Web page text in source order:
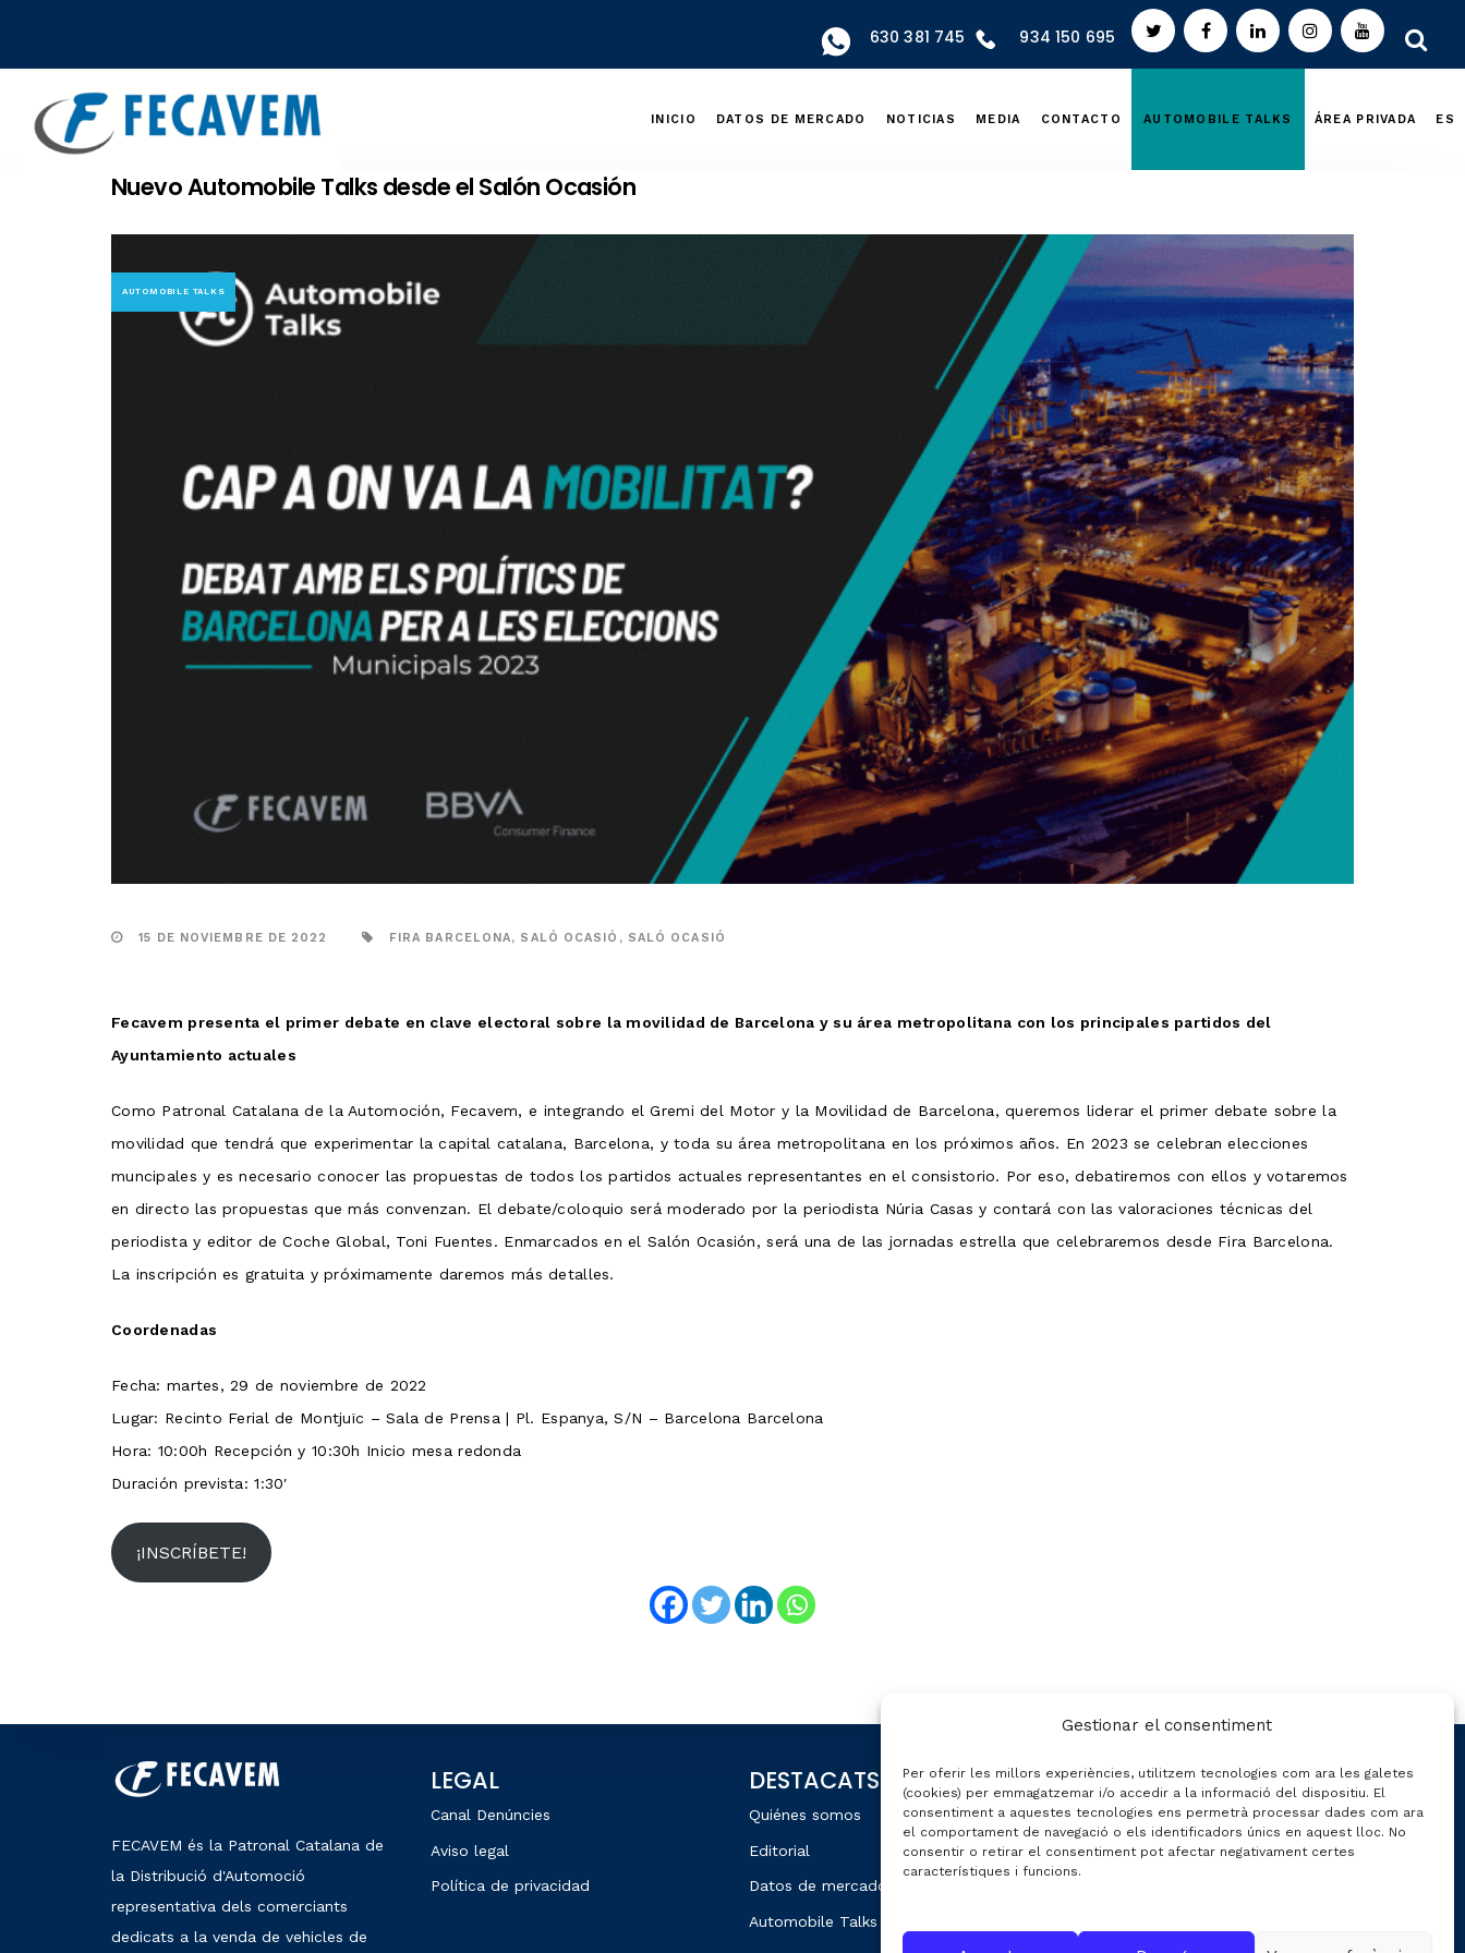
Gestionar el consentiment
Per oferir les millors experiències, utilitzem tecnologies com ara les galetes
(cookies) per emmagatzemar i/o accedir a la informació del dispositiu. El
consentiment a aquestes tecnologies ens permetrà processar dades com ara
el comportament de navegació o els identificadors únics en aquest lloc. No
consentir o retirar el consentiment pot afectar negativament certes
característiques i funcions.
navigation
630 381 745 934 150 695
INICIO DATOS DE MERCADO NOTICIAS MEDIA CONTACTO AUTOMOBILE TALKS ÁREA PRIVADA ES
Nuevo Automobile Talks desde el Salón Ocasión
AUTOMOBILE TALKS
15 DE NOVIEMBRE DE 2022 FIRA BARCELONA, SALÓ OCASIÓ , SALÓ OCASIÓ
Fecavem presenta el primer debate en clave electoral sobre la movilidad de Barcelona y su área metropolitana con los principales partidos del
Ayuntamiento actuales
Como Patronal Catalana de la Automoción, Fecavem, e integrando el Gremi del Motor y la Movilidad de Barcelona, ​​queremos liderar el primer debate sobre la
movilidad que tendrá que experimentar la capital catalana, Barcelona, ​​y toda su área metropolitana en los próximos años. En 2023 se celebran elecciones
muncipales y es necesario conocer las propuestas de todos los partidos actuales representantes en el consistorio. Por eso, debatiremos con ellos y votaremos
en directo las propuestas que más convenzan. El debate/coloquio será moderado por la periodista Núria Casas y contará con las valoraciones técnicas del
periodista y editor de Coche Global, Toni Fuentes. Enmarcados en el Salón Ocasión, será una de las jornadas estrella que celebraremos desde Fira Barcelona.
La inscripción es gratuita y próximamente daremos más detalles.
Coordenadas
Fecha: martes, 29 de noviembre de 2022
Lugar: Recinto Ferial de Montjuïc – Sala de Prensa | Pl. Espanya, S/N – Barcelona Barcelona
Hora: 10:00h Recepción y 10:30h Inicio mesa redonda
Duración prevista: 1:30′
¡INSCRÍBETE!
FECAVEM és la Patronal Catalana de
la Distribució d'Automoció
representativa dels comerciants
dedicats a la venda de vehicles de
LEGAL
Canal Denúncies
Aviso legal
Política de privacidad
DESTACATS
Quiénes somos
Editorial
Datos de mercado
Automobile Talks
CONTACTE
C/ Gran de Gràcia nº 69 entr.
08012 de Barcelona
Premsa:
premsa@fecavem.cat